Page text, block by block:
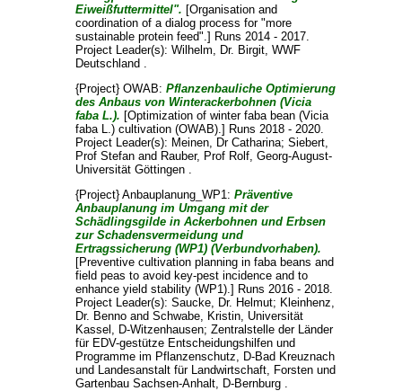
Eiweißfuttermittel". [Organisation and
coordination of a dialog process for "more
sustainable protein feed".] Runs 2014 - 2017.
Project Leader(s): Wilhelm, Dr. Birgit, WWF
Deutschland .
{Project} OWAB: Pflanzenbauliche Optimierung
des Anbaus von Winterackerbohnen (Vicia
faba L.). [Optimization of winter faba bean (Vicia
faba L.) cultivation (OWAB).] Runs 2018 - 2020.
Project Leader(s): Meinen, Dr Catharina; Siebert,
Prof Stefanand Rauber, Prof Rolf, Georg-August-
Universität Göttingen .
{Project} Anbauplanung_WP1: Präventive
Anbauplanung im Umgang mit der
Schädlingsgilde in Ackerbohnen und Erbsen
zur Schadensvermeidung und
Ertragssicherung (WP1) (Verbundvorhaben).
[Preventive cultivation planning in faba beans and
field peas to avoid key-pest incidence and to
enhance yield stability (WP1).] Runs 2016 - 2018.
Project Leader(s): Saucke, Dr. Helmut; Kleinhenz,
Dr. Bennoand Schwabe, Kristin, Universität
Kassel, D-Witzenhausen; Zentralstelle der Länder
für EDV-gestütze Entscheidungshilfen und
Programme im Pflanzenschutz, D-Bad Kreuznach
und Landesanstalt für Landwirtschaft, Forsten und
Gartenbau Sachsen-Anhalt, D-Bernburg .